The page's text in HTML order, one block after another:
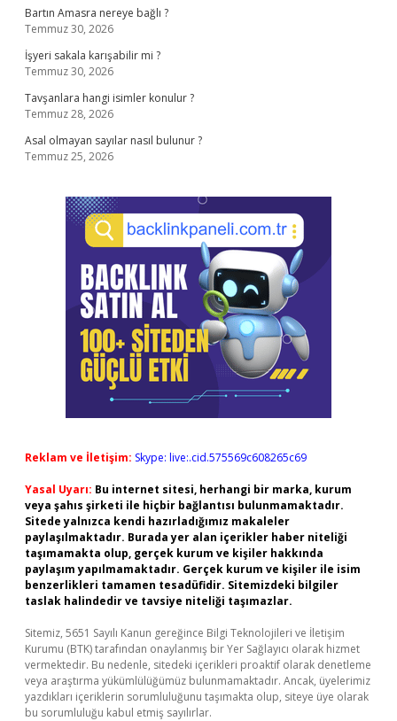
Bartın Amasra nereye bağlı ?
Temmuz 30, 2026
İşyeri sakala karışabilir mi ?
Temmuz 30, 2026
Tavşanlara hangi isimler konulur ?
Temmuz 28, 2026
Asal olmayan sayılar nasıl bulunur ?
Temmuz 25, 2026
Reklam ve İletişim: Skype: live:.cid.575569c608265c69
Yasal Uyarı: Bu internet sitesi, herhangi bir marka, kurum
veya şahıs şirketi ile hiçbir bağlantısı bulunmamaktadır.
Sitede yalnızca kendi hazırladığımız makaleler
paylaşılmaktadır. Burada yer alan içerikler haber niteliği
taşımamakta olup, gerçek kurum ve kişiler hakkında
paylaşım yapılmamaktadır. Gerçek kurum ve kişiler ile isim
benzerlikleri tamamen tesadüfidir. Sitemizdeki bilgiler
taslak halindedir ve tavsiye niteliği taşımazlar.
Sitemiz, 5651 Sayılı Kanun gereğince Bilgi Teknolojileri ve İletişim
Kurumu (BTK) tarafından onaylanmış bir Yer Sağlayıcı olarak hizmet
vermektedir. Bu nedenle, sitedeki içerikleri proaktif olarak denetleme
veya araştırma yükümlülüğümüz bulunmamaktadır. Ancak, üyelerimiz
yazdıkları içeriklerin sorumluluğunu taşımakta olup, siteye üye olarak
bu sorumluluğu kabul etmiş sayılırlar.